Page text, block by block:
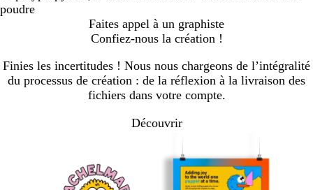
poudre
Faites appel à un graphiste
Confiez-nous la création !
Finies les incertitudes ! Nous nous chargeons de l’intégralité
du processus de création : de la réflexion à la livraison des
fichiers dans votre compte.
Découvrir